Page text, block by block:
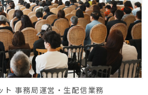
ト 事務局運営・生配信業務